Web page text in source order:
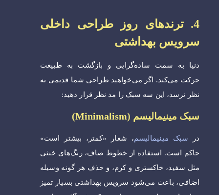
4. ترندهای روز طراحی داخلی
سرویس بهداشتی
دنیا به سمت ساده‌گرایی و بازگشت به طبیعت
حرکت می‌کند. اگر می‌خواهید طراحی شما قدیمی به
نظر نرسد، این سه سبک را مد نظر قرار دهید:
سبک مینیمالیسم (Minimalism)
در سبک مینیمالیسم، شعار «کمتر، بیشتر است»
حاکم است. استفاده از خطوط صاف، رنگ‌های خنثی
مثل سفید، خاکستری و کرم، و حذف هر گونه وسیله
اضافی، باعث می‌شود سرویس بهداشتی بسیار تمیز